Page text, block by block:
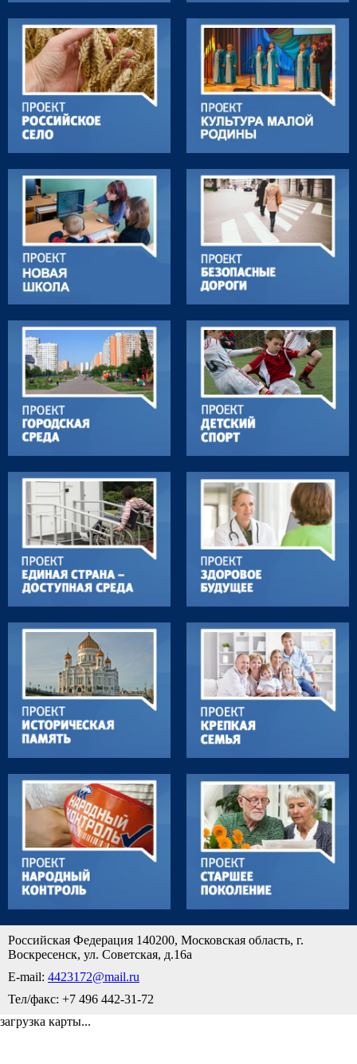
Российская Федерация 140200, Московская область, г.
Воскресенск, ул. Советская, д.16а
E-mail: 4423172@mail.ru
Тел/факс: +7 496 442-31-72
загрузка карты...